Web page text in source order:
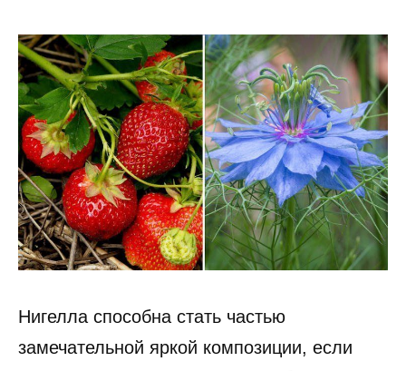
Нигелла способна стать частью
замечательной яркой композиции, если